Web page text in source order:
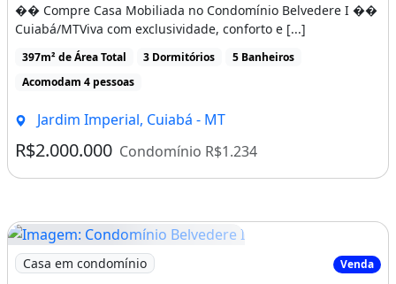
circular, Posto de Gasolina, Praça/Parque,
Restaurante, Sacolão, Sorveteria<br />
Básico: Água, Energia, Esgoto<br />
Destaques: Alto Padrão, Quintal<br />
Estrutura: Cozinha, Cozinha Planejada,
Despensa, Lavanderia, Portaria 24h,
Acabamento: Piso Frio
Características da casa em condomínio:
�� Compre Casa Mobiliada no Condomínio Belvedere I ��
Cuiabá/MTViva com exclusividade, conforto e [...]
397m² de Área Total 3 Dormitórios
5 Banheiros
Acomodam 4 pessoas
Jardim Imperial, Cuiabá - MT
R$2.000.000 Condomínio R$1.234
Imagem: Condomínio Belvedere I
Casa em condomínio Venda